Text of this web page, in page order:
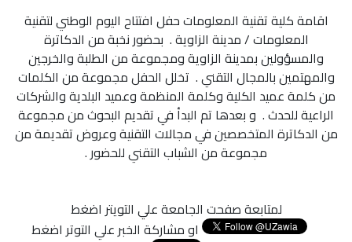
اقامة كلية تقنية المعلومات حفل افتتاح اليوم الوطني لتقنية
المعلومات / مدينة الزاوية . بحضور نخبة من الدكاترة
والمسؤولين بمدينة الزاوية ومجموعة من الطلبة والخرجين
والمهتمين بالمجال التقني . تخلل الحفل مجموعة من الكلمات
من كلمة عميد الكلية وكلمة المنظمة وعميد البلدية والشركات
الراعية للحدث . و بعدها تم البدأ في تقديم البحوث من مجموعة
من الدكاترة المتخصصين في مجالات التقنية وعروض تقديمة من
مجموعة من الشباب التقني للحضور .
لمتابعة صفحت الجامعة علي التويتر اضغط
او مشاركة الخبر علي التوتر اضغط